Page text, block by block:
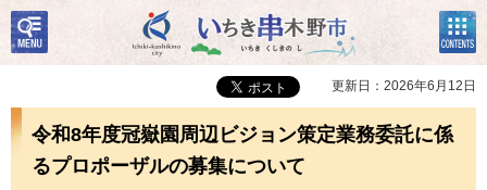
いちき串木野市
検
索・
共通
コン
テン
ツメ
ニュ
更新日：2026年6月12日
令和8年度冠嶽園周辺ビジョン策定業務委託に係
るプロポーザルの募集について